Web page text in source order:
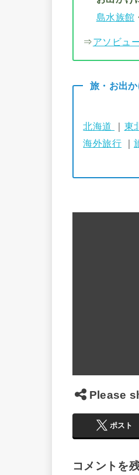
島水族館
⇒アソビュ
旅・お出
北海道 東
海外旅行
Please
ポスト
コメントを